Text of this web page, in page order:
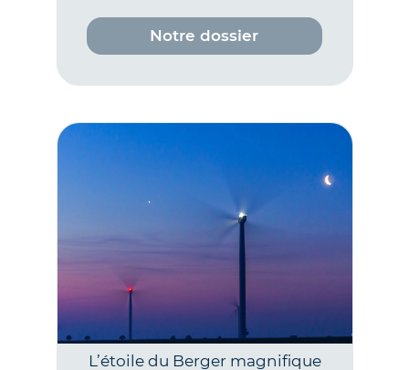
Notre dossier
L’étoile du Berger magnifique